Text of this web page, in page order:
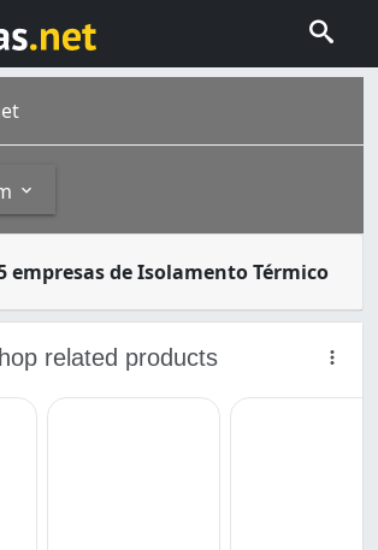
Materiais para Telhado (2)
empresas de Isolamento Térmico
cidade mais populosa do estado da